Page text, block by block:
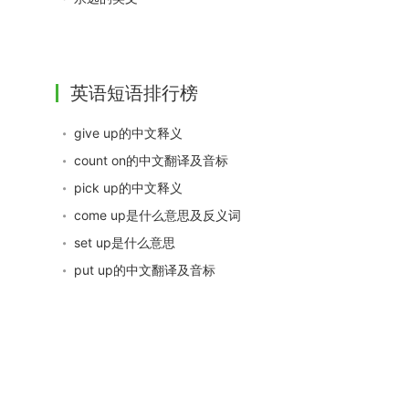
英语短语排行榜
give up的中文释义
count on的中文翻译及音标
pick up的中文释义
come up是什么意思及反义词
set up是什么意思
put up的中文翻译及音标